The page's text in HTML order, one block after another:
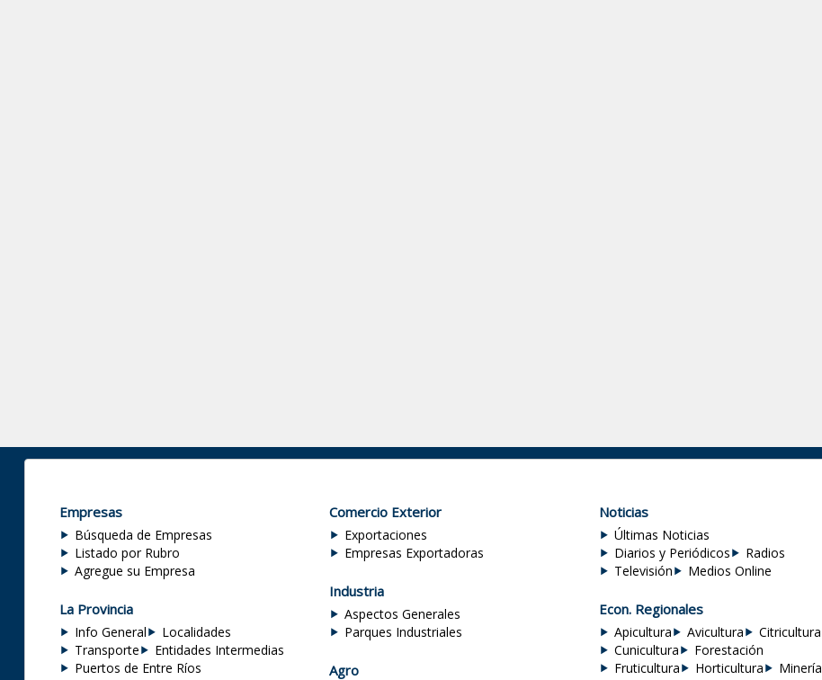
Empresas
Búsqueda de Empresas
Listado por Rubro
Agregue su Empresa
La Provincia
Info General
Localidades
Transporte
Entidades Intermedias
Puertos de Entre Ríos
Comercio Exterior
Exportaciones
Empresas Exportadoras
Industria
Aspectos Generales
Parques Industriales
Agro
Noticias
Últimas Noticias
Diarios y Periódicos
Radios
Televisión
Medios Online
Econ. Regionales
Apicultura Avicultura
Citricultura
Cunicultura
Forestación
Fruticultura
Horticultura
Minería